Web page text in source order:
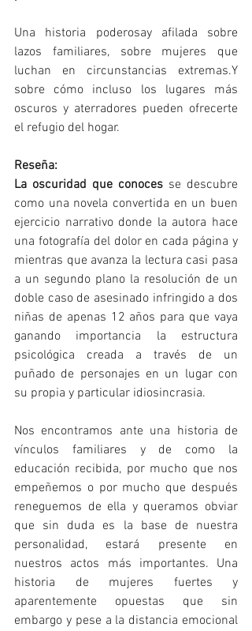
Una historia poderosay afilada sobre
lazos familiares, sobre mujeres que
luchan en circunstancias extremas.Y
sobre cómo incluso los lugares más
oscuros y aterradores pueden ofrecerte
el refugio del hogar.
Reseña:
La oscuridad que conoces se descubre
como una novela convertida en un buen
ejercicio narrativo donde la autora hace
una fotografía del dolor en cada página y
mientras que avanza la lectura casi pasa
a un segundo plano la resolución de un
doble caso de asesinado infringido a dos
niñas de apenas 12 años para que vaya
ganando importancia la estructura
psicológica creada a través de un
puñado de personajes en un lugar con
su propia y particular idiosincrasia.
Nos encontramos ante una historia de
vínculos familiares y de como la
educación recibida, por mucho que nos
empeñemos o por mucho que después
reneguemos de ella y queramos obviar
que sin duda es la base de nuestra
personalidad, estará presente en
nuestros actos más importantes. Una
historia de mujeres fuertes y
aparentemente opuestas que sin
embargo y pese a la distancia emocional